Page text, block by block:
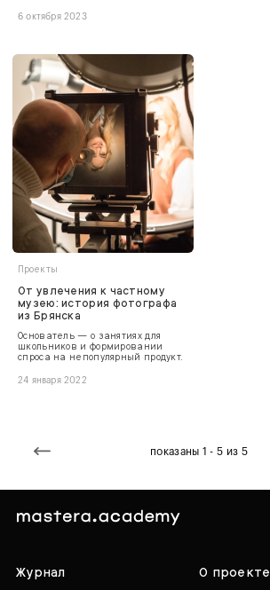
6 октября 2023
Проекты
От увлечения к частному
музею: история фотографа
из Брянска
Основатель — о занятиях для
школьников и формировании
спроса на непопулярный продукт.
24 января 2022
показаны 1 - 5 из 5
Журнал
О проекте